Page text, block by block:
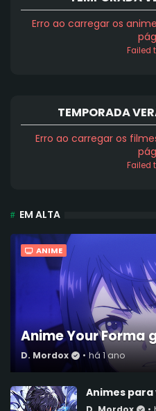
Erro ao carregar os
Failed
TEMPORADA
Erro ao carregar os
Failed
EM ALTA
ANIME
Anime Your
D. Mordox • há 1 ano
Animes para